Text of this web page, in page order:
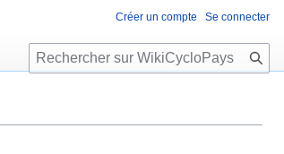
Créer un compte Se connecter
R
e
e